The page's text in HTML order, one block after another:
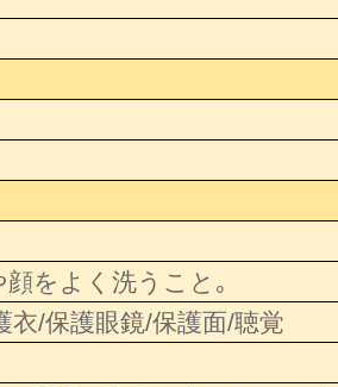
をよく洗うこと｡
衣/保護眼鏡/保護面/聴覚